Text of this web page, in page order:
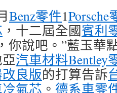
Benz零件1Porsche
，十二屆全國賓利
，你說吧。”藍玉華
汽車材料Bentley
良版的打算告訴
氣芯 。 德系車零